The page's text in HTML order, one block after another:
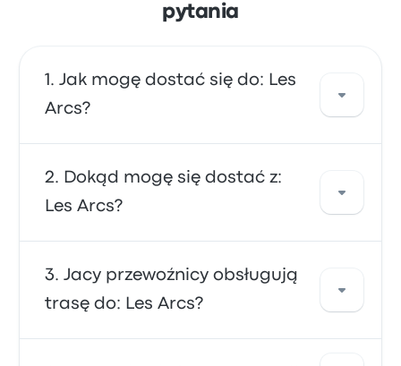
pytania
Jak mogę dostać się do: Les
Arcs?
Skorzystaj z linii autobus, która oferuje
bezpośredni przejazd do miejsca
taksówkę lub skorzystać z usługi
Dokąd mogę się dostać z:
Les Arcs?
Z Les Arcs możesz dostać się do różnych
miejsc docelowych. Popularne opcje to
Lotnisko Genewa lub Les Arcs. Skorzystaj z
naszej wyszukiwarki, aby znaleźć najlepsze
Jacy przewoźnicy obsługują
trasę do: Les Arcs?